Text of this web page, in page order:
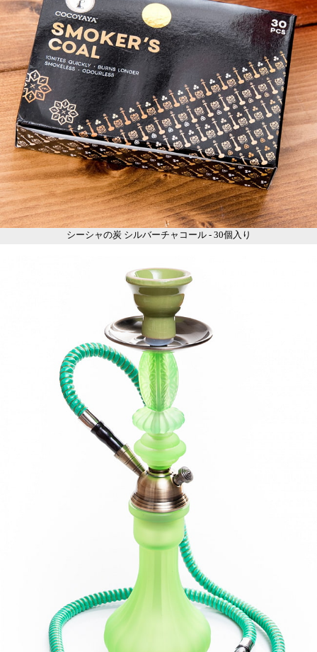
シーシャの炭 シルバーチャコール - 30個入り